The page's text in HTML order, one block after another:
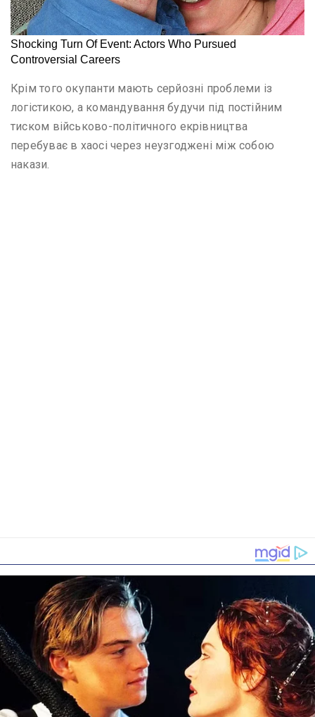
Крім того окупанти мають серйозні проблеми із
логістикою, а командування будучи під постійним
тиском військово-політичного екрівництва
перебуває в хаосі через неузгоджені між собою
накази.